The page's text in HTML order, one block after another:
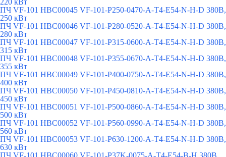
220 кВт
ПЧ VF-101 HBC00045 VF-101-P250-0470-A-T4-E54-N-H-D 380В,
250 кВт
ПЧ VF-101 HBC00046 VF-101-P280-0520-A-T4-E54-N-H-D 380В,
280 кВт
ПЧ VF-101 HBC00047 VF-101-P315-0600-A-T4-E54-N-H-D 380В,
315 кВт
ПЧ VF-101 HBC00048 VF-101-P355-0670-A-T4-E54-N-H-D 380В,
355 кВт
ПЧ VF-101 HBC00049 VF-101-P400-0750-A-T4-E54-N-H-D 380В,
400 кВт
ПЧ VF-101 HBC00050 VF-101-P450-0810-A-T4-E54-N-H-D 380В,
450 кВт
ПЧ VF-101 HBC00051 VF-101-P500-0860-A-T4-E54-N-H-D 380В,
500 кВт
ПЧ VF-101 HBC00052 VF-101-P560-0990-A-T4-E54-N-H-D 380В,
560 кВт
ПЧ VF-101 HBC00053 VF-101-P630-1200-A-T4-E54-N-H-D 380В,
630 кВт
ПЧ VF-101 HBC00060 VF-101-P37K-0075-A-T4-E54-B-H 380В,